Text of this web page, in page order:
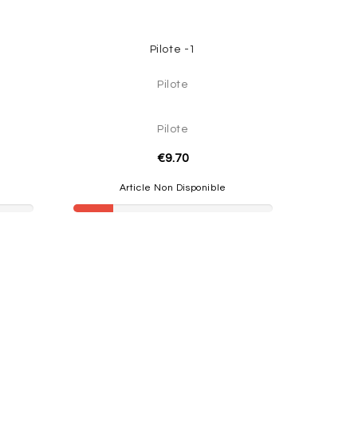
Pilote -1
Pilote
Pilote
€9.70
Article Non Disponible